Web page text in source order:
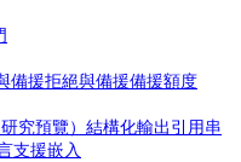
備援拒絕與備援備援額度
究預覽） 結構化輸出引用串
支援嵌入